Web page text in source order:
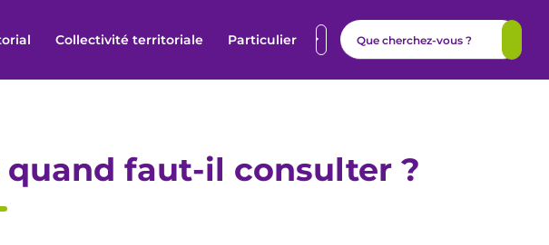
Collectivité territoriale Particulier
faut-il consulter ?